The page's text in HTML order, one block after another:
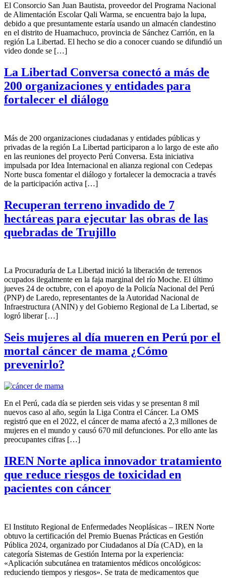
El Consorcio San Juan Bautista, proveedor del Programa Nacional
de Alimentación Escolar Qali Warma, se encuentra bajo la lupa,
debido a que presuntamente estaría usando un almacén clandestino
en el distrito de Huamachuco, provincia de Sánchez Carrión, en la
región La Libertad. El hecho se dio a conocer cuando se difundió un
video donde se […]
La Libertad Conversa conectó a más de
200 organizaciones y entidades para
fortalecer el diálogo
Más de 200 organizaciones ciudadanas y entidades públicas y
privadas de la región La Libertad participaron a lo largo de este año
en las reuniones del proyecto Perú Conversa. Esta iniciativa
impulsada por Idea Internacional en alianza regional con Cedepas
Norte busca fomentar el diálogo y fortalecer la democracia a través
de la participación activa […]
Recuperan terreno invadido de 7
hectáreas para ejecutar las obras de las
quebradas de Trujillo
La Procuraduría de La Libertad inició la liberación de terrenos
ocupados ilegalmente en la faja marginal del río Moche. El último
jueves 24 de octubre, con el apoyo de la Policía Nacional del Perú
(PNP) de Laredo, representantes de la Autoridad Nacional de
Infraestructura (ANIN) y del Gobierno Regional de La Libertad, se
logró liberar […]
Seis mujeres al día mueren en Perú por el
mortal cáncer de mama ¿Cómo
prevenirlo?
En el Perú, cada día se pierden seis vidas y se presentan 8 mil
nuevos caso al año, según la Liga Contra el Cáncer. La OMS
registró que en el 2022, el cáncer de mama afectó a 2,3 millones de
mujeres en el mundo y causó 670 mil defunciones. Por ello ante las
preocupantes cifras […]
IREN Norte aplica innovador tratamiento
que reduce riesgos de toxicidad en
pacientes con cáncer
El Instituto Regional de Enfermedades Neoplásicas – IREN Norte
obtuvo la certificación del Premio Buenas Prácticas en Gestión
Pública 2024, organizado por Ciudadanos al Día (CAD), en la
categoría Sistemas de Gestión Interna por la experiencia:
«Aplicación subcutánea en tratamientos médicos oncológicos:
reduciendo tiempos y riesgos». Se trata de medicamentos que